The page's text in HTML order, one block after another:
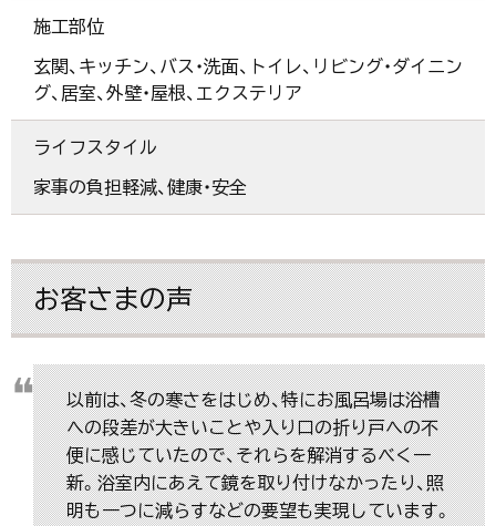
施工部位
玄関、キッチン、バス・洗面、トイレ、リビング・ダイニン
グ、居室、外壁・屋根、エクステリア
ライフスタイル
家事の負担軽減、健康・安全
お客さまの声
以前は、冬の寒さをはじめ、特にお風呂場は浴槽
への段差が大きいことや入り口の折り戸への不
便に感じていたので、それらを解消するべく一
新。浴室内にあえて鏡を取り付けなかったり、照
明も一つに減らすなどの要望も実現しています。